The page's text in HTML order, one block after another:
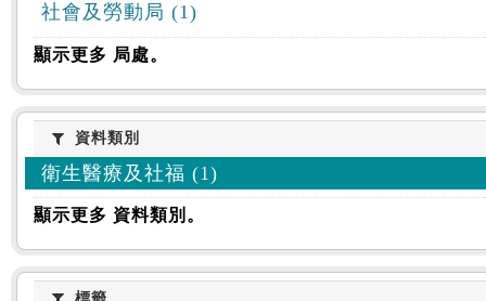
社會及勞動局 (1)
顯示更多 局處。
資料類別
資料類別
衛生醫療及社福 (1)
顯示更多 資料類別。